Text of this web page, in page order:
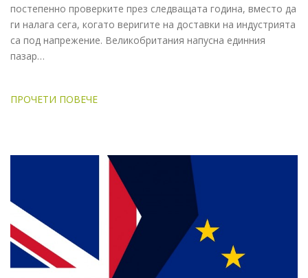
постепенно проверките през следващата година, вместо да
ги налага сега, когато веригите на доставки на индустрията
са под напрежение. Великобритания напусна единния
пазар…
ПРОЧЕТИ ПОВЕЧЕ